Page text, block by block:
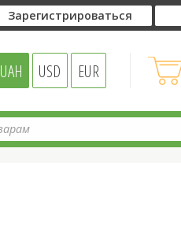
Зарегистрироваться
UAH USD EUR